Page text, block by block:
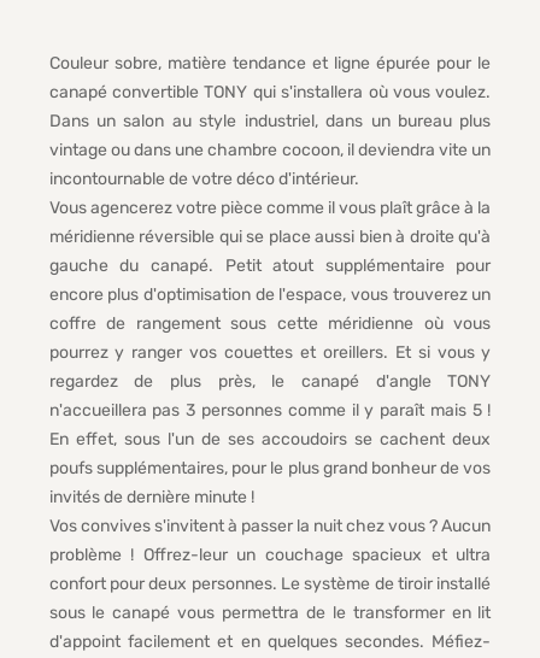
Couleur sobre, matière tendance et ligne épurée pour le
canapé convertible TONY qui s'installera où vous voulez.
Dans un salon au style industriel, dans un bureau plus
vintage ou dans une chambre cocoon, il deviendra vite un
incontournable de votre déco d'intérieur.
Vous agencerez votre pièce comme il vous plaît grâce à la
méridienne réversible qui se place aussi bien à droite qu'à
gauche du canapé. Petit atout supplémentaire pour
encore plus d'optimisation de l'espace, vous trouverez un
coffre de rangement sous cette méridienne où vous
pourrez y ranger vos couettes et oreillers. Et si vous y
regardez de plus près, le canapé d'angle TONY
n'accueillera pas 3 personnes comme il y paraît mais 5 !
En effet, sous l'un de ses accoudoirs se cachent deux
poufs supplémentaires, pour le plus grand bonheur de vos
invités de dernière minute !
Vos convives s'invitent à passer la nuit chez vous ? Aucun
problème ! Offrez-leur un couchage spacieux et ultra
confort pour deux personnes. Le système de tiroir installé
sous le canapé vous permettra de le transformer en lit
d'appoint facilement et en quelques secondes. Méfiez-